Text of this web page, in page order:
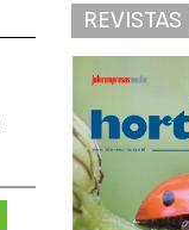
REVISTAS